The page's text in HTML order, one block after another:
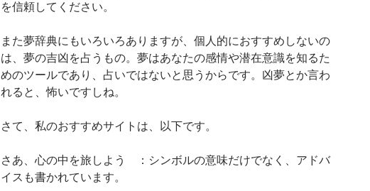
を信頼してください。
また夢辞典にもいろいろありますが、個人的におすすめしないの
は、夢の吉凶を占うもの。夢はあなたの感情や潜在意識を知るた
めのツールであり、占いではないと思うからです。凶夢とか言わ
れると、怖いですしね。
さて、私のおすすめサイトは、以下です。
さあ、心の中を旅しよう ：シンボルの意味だけでなく、アドバ
イスも書かれています。